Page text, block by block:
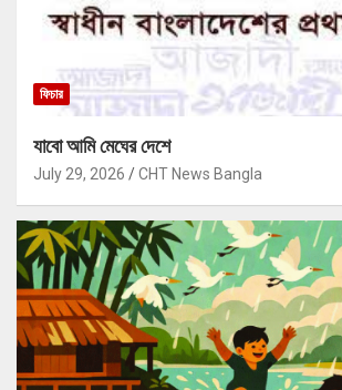
ফিচার
যাবো আমি মেঘের দেশে
July 29, 2026 CHT News Bangla